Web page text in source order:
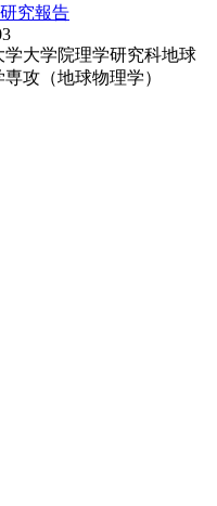
究報告
学大学院理学研究科地球
攻（地球物理学）